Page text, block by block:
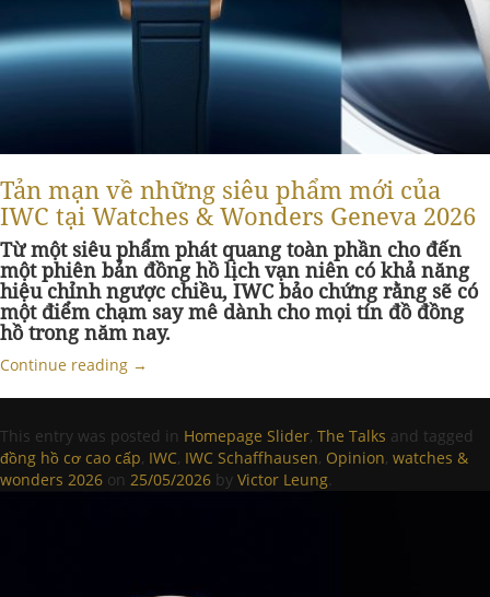
Tản mạn về những siêu phẩm mới của
IWC tại Watches & Wonders Geneva 2026
Từ một siêu phẩm phát quang toàn phần cho đến
một phiên bản đồng hồ lịch vạn niên có khả năng
hiệu chỉnh ngược chiều, IWC bảo chứng rằng sẽ có
một điểm chạm say mê dành cho mọi tín đồ đồng
hồ trong năm nay.
Continue reading →
This entry was posted in Homepage Slider, The Talks and tagged
đồng hồ cơ cao cấp, IWC, IWC Schaffhausen, Opinion, watches &
wonders 2026 on 25/05/2026 by Victor Leung.